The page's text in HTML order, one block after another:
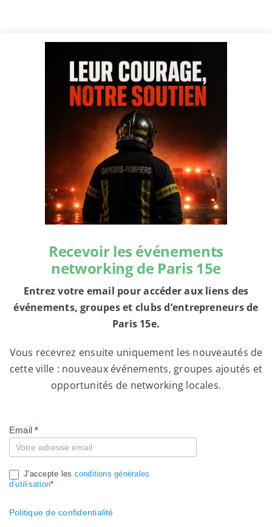
Recevoir les événements
networking de Paris 15e
Entrez votre email pour accéder aux liens des
événements, groupes et clubs d’entrepreneurs de
Paris 15e.
Vous recevrez ensuite uniquement les nouveautés de
cette ville : nouveaux événements, groupes ajoutés et
opportunités de networking locales.
Compte
Email*
J'accepte les conditions générales
d’utilisation*
Politique de confidentialité